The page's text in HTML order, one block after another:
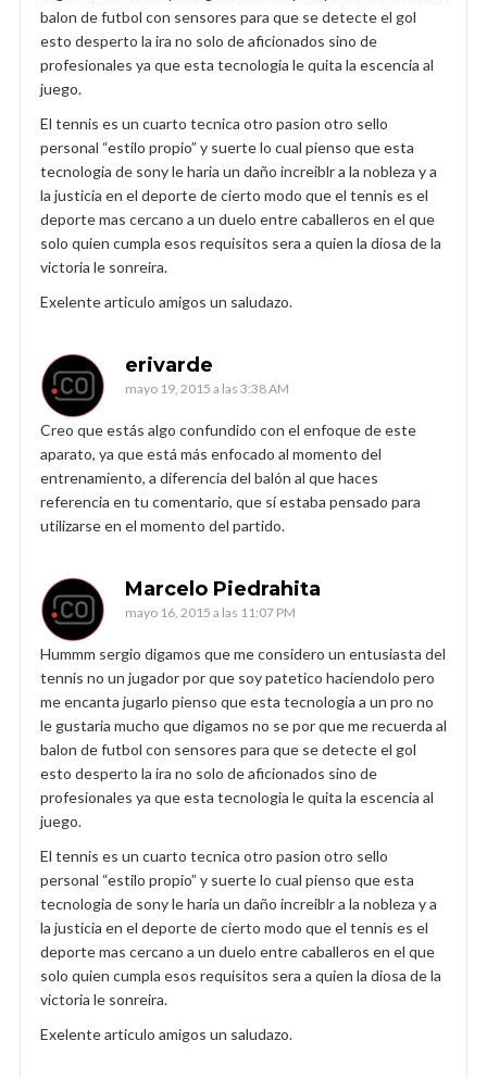
balon de futbol con sensores para que se detecte el gol
esto desperto la ira no solo de aficionados sino de
profesionales ya que esta tecnologia le quita la escencia al
juego.
El tennis es un cuarto tecnica otro pasion otro sello
personal “estilo propio” y suerte lo cual pienso que esta
tecnologia de sony le haria un daño increiblr a la nobleza y a
la justicia en el deporte de cierto modo que el tennis es el
deporte mas cercano a un duelo entre caballeros en el que
solo quien cumpla esos requisitos sera a quien la diosa de la
victoria le sonreira.
Exelente articulo amigos un saludazo.
erivarde
mayo 19, 2015 a las 3:38 AM
Creo que estás algo confundido con el enfoque de este
aparato, ya que está más enfocado al momento del
entrenamiento, a diferencia del balón al que haces
referencia en tu comentario, que sí estaba pensado para
utilizarse en el momento del partido.
Marcelo Piedrahita
mayo 16, 2015 a las 11:07 PM
Hummm sergio digamos que me considero un entusiasta del
tennis no un jugador por que soy patetico haciendolo pero
me encanta jugarlo pienso que esta tecnologia a un pro no
le gustaria mucho que digamos no se por que me recuerda al
balon de futbol con sensores para que se detecte el gol
esto desperto la ira no solo de aficionados sino de
profesionales ya que esta tecnologia le quita la escencia al
juego.
El tennis es un cuarto tecnica otro pasion otro sello
personal “estilo propio” y suerte lo cual pienso que esta
tecnologia de sony le haria un daño increiblr a la nobleza y a
la justicia en el deporte de cierto modo que el tennis es el
deporte mas cercano a un duelo entre caballeros en el que
solo quien cumpla esos requisitos sera a quien la diosa de la
victoria le sonreira.
Exelente articulo amigos un saludazo.